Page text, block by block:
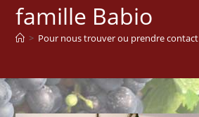
famille Babio
> Pour nous trouver ou prendre contact